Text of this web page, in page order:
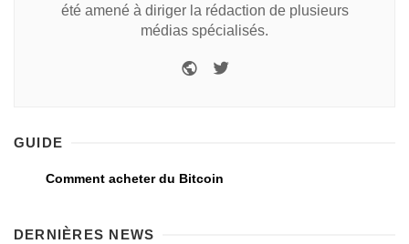
été amené à diriger la rédaction de plusieurs
médias spécialisés.
GUIDE
Comment acheter du Bitcoin
DERNIÈRES NEWS